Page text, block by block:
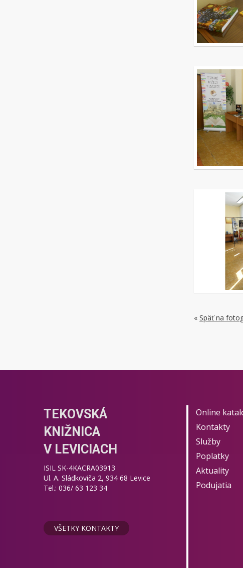
« Späť na
TEKOVSKÁ
KNIŽNICA
V LEVICIACH
ISIL SK-4KACRA03913
Ul. A. Sládkoviča 2, 934 68 Levice
Tel.: 036/ 63 123 34
VŠETKY KONTAKTY
Online
Kontakty
Služby
Poplatky
Aktuality
Podujatia